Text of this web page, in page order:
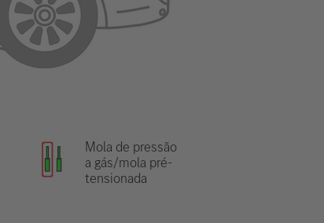
Mola de pressão
a gás/mola pré-
tensionada